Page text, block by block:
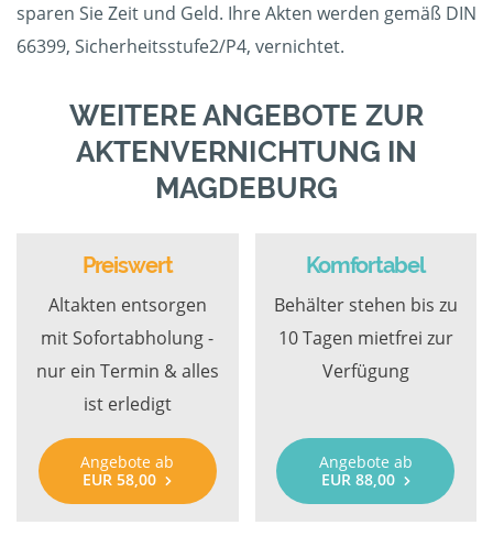
sparen Sie Zeit und Geld. Ihre Akten werden gemäß DIN
66399, Sicherheitsstufe2/P4, vernichtet.
WEITERE ANGEBOTE ZUR
AKTENVERNICHTUNG IN
MAGDEBURG
Preiswert
Altakten entsorgen
mit Sofortabholung -
nur ein Termin & alles
ist erledigt
Angebote ab
EUR 58,00
Komfortabel
Behälter stehen bis zu
10 Tagen mietfrei zur
Verfügung
Angebote ab
EUR 88,00